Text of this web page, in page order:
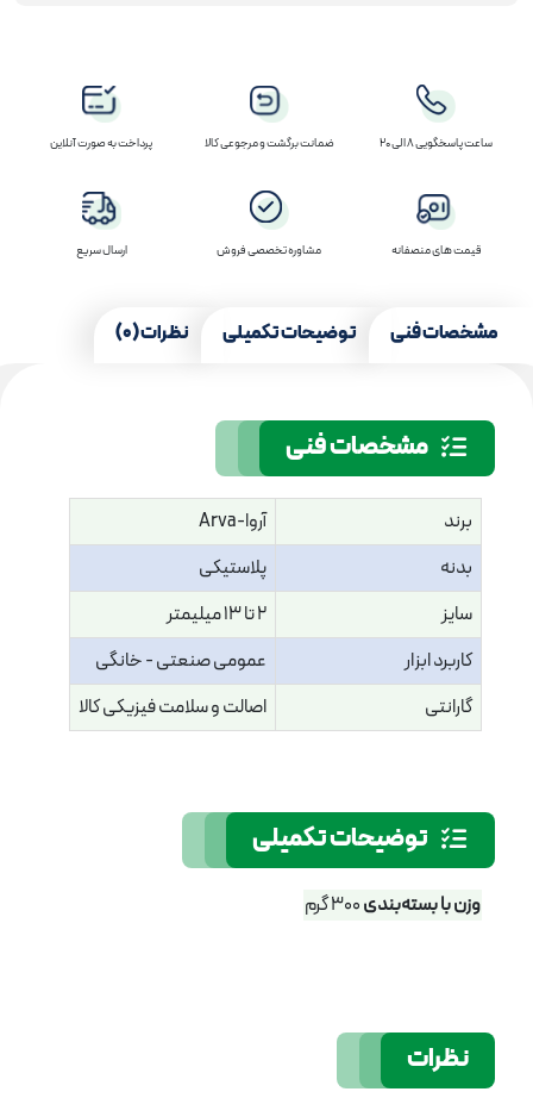
ساعت پاسخگویی 8 الی 20 ضمانت برگشت و مرجوعی کالا پرداخت به صورت آنلاین
قیمت های منصفانه مشاوره تخصصی فروش ارسال سریع
مشخصات فنی توضیحات تکمیلی نظرات (0)
مشخصات فنی
برند
آروا-Arva
بدنه
پلاستیکی
سایز
2 تا 13 میلیمتر
کاربرد ابزار
عمومی صنعتی - خانگی
گارانتی
اصالت و سلامت فیزیکی کالا
توضیحات تکمیلی
وزن با بسته‌بندی300 گرم
نظرات